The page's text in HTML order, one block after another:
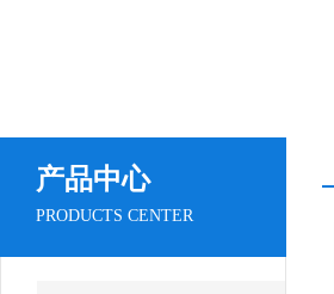
产品中心
PRODUCTS CENTER